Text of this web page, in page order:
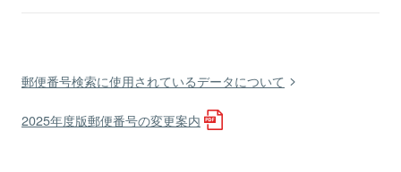
郵便番号検索に使用されているデータについて
2025年度版郵便番号の変更案内